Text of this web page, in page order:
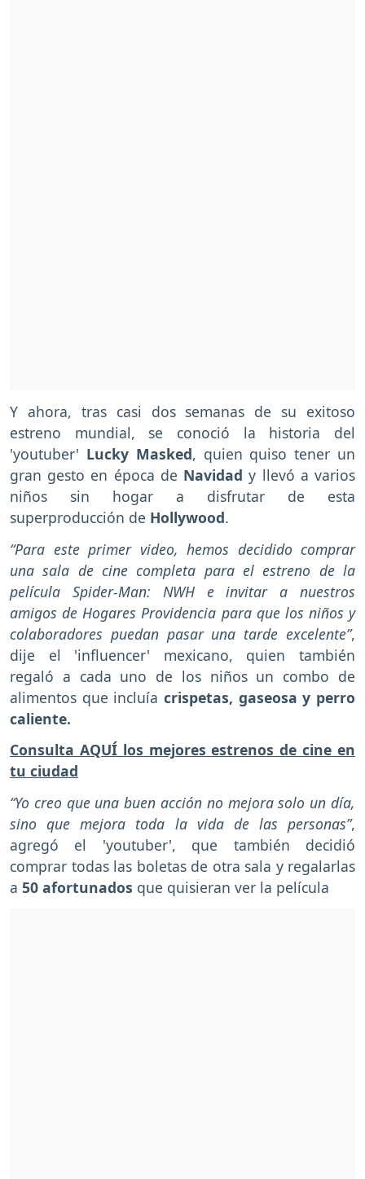
Y ahora, tras casi dos semanas de su exitoso
estreno mundial, se conoció la historia del
'youtuber' Lucky Masked, quien quiso tener un
gran gesto en época de Navidad y llevó a varios
niños sin hogar a disfrutar de esta
superproducción de Hollywood.
“Para este primer video, hemos decidido comprar
una sala de cine completa para el estreno de la
película Spider-Man: NWH e invitar a nuestros
amigos de Hogares Providencia para que los niños y
colaboradores puedan pasar una tarde excelente”,
dije el 'influencer' mexicano, quien también
regaló a cada uno de los niños un combo de
alimentos que incluía crispetas, gaseosa y perro
caliente.
Consulta AQUÍ los mejores estrenos de cine en
tu ciudad
“Yo creo que una buen acción no mejora solo un día,
sino que mejora toda la vida de las personas”,
agregó el 'youtuber', que también decidió
comprar todas las boletas de otra sala y regalarlas
a 50 afortunados que quisieran ver la película